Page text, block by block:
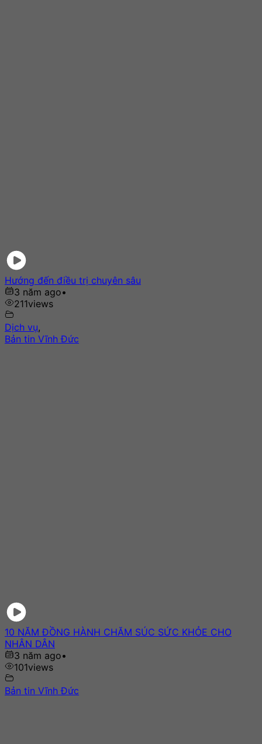
Hướng đến điều trị chuyên sâu
3 năm ago•
211views
Dịch vụ,
Bản tin Vĩnh Đức
10 NĂM ĐỒNG HÀNH CHĂM SÚC SỨC KHỎE CHO
NHÂN DÂN
3 năm ago•
101views
Bản tin Vĩnh Đức